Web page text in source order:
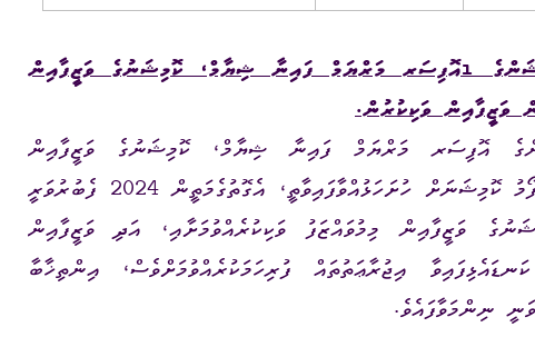
އޮފިސަރ މަރްޔަމް ފައިނާ ޝިޔާމް، ކޮމިޝަނުގެ ވަޒީފާއިން
ވަޒީފާއިން ވަކިކުރުން.
އޮފިސަރ މަރްޔަމް ފައިނާ ޝިޔާމް، ކޮމިޝަނުގެ ވަޒީފާއިން
ވަކިކޮށްދިނުމަށް އެދި ވަޒީފާއިން ވަކިވުމަށްއެދޭ ފޯމު ކޮމިޝަނަށް ހުށަހަޅުއްވާފައިވާތީ، އެގޮތުގެމަތީން 2024 ފެބުރުވަރީ
ވަޒީފާއިން މިމުވައްޒަފު ވަކިކުރެއްވުމަށާއި، އަދި ވަޒީފާއިން
އިޖުރާޢަތުތައް ފުރިހަމަކުރެއްވުމަށްވެސް، އިންތިޚާބާ